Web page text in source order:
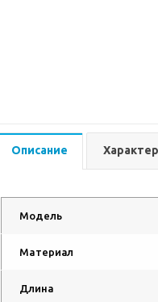
Описание
Модель
Материал
Длина